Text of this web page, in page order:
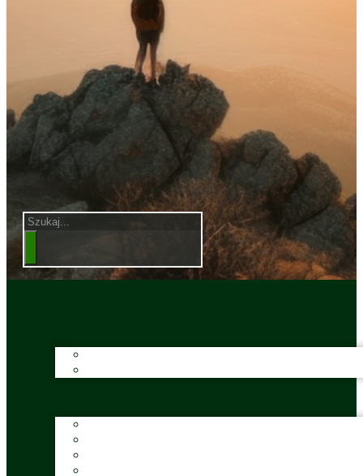
Szukaj